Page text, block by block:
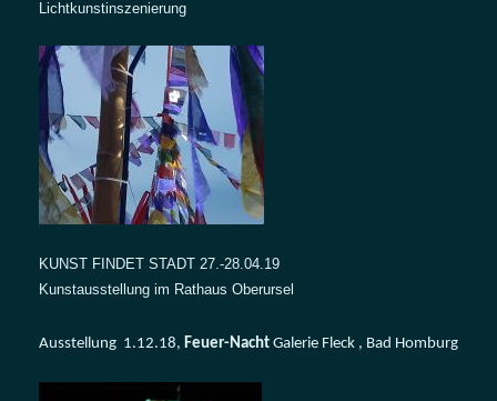
Lichtkunstinszenierung
KUNST FINDET STADT 27.-28.04.19
Kunstausstellung im Rathaus Oberursel
Ausstellung 1.12.18, Feuer-Nacht Galerie Fleck , Bad Homburg